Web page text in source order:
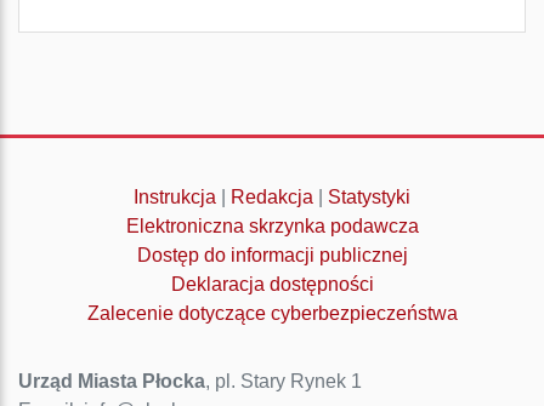
Instrukcja Redakcja
Statystyki
Elektroniczna skrzynka podawcza
Dostęp do informacji publicznej
Deklaracja dostępności
Zalecenie dotyczące cyberbezpieczeństwa
Urząd Miasta Płocka, pl. Stary Rynek 1